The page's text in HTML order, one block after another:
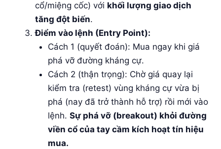
cổ/miệng cốc) với khối lượng giao dịch
tăng đột biến.
Điểm vào lệnh (Entry Point):
Cách 1 (quyết đoán): Mua ngay khi giá
phá vỡ đường kháng cự.
Cách 2 (thận trọng): Chờ giá quay lại
kiểm tra (retest) vùng kháng cự vừa bị
phá (nay đã trở thành hỗ trợ) rồi mới vào
lệnh. Sự phá vỡ (breakout) khỏi đường
viền cổ của tay cầm kích hoạt tín hiệu
mua.